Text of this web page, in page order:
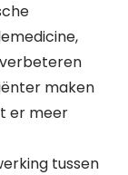
maken
er meer
tussen